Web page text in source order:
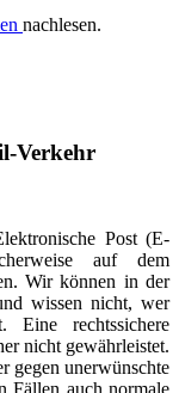
nachlesen.
Verkehr
Post (E-
auf dem
Wir können in der
wissen nicht, wer
Eine rechtssichere
nicht gewährleistet.
gegen unerwünschte